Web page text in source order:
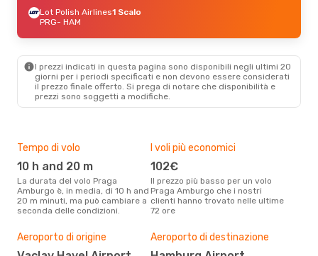
Klm Royal Dutch Airlines
1 Scalo
Klm Royal Dutch Airlines
- PRG
Gio 27 Ago - Sab 29 Ago
HAM- PRG
Lot Polish Airlines1 Scalo
PRG- HAM
I prezzi indicati in questa pagina sono disponibili negli ultimi 20
giorni per i periodi specificati e non devono essere considerati
il ​​prezzo finale offerto. Si prega di notare che disponibilità e
prezzi sono soggetti a modifiche.
Tempo di volo
10 h and 20 m
La durata del volo Praga
Amburgo è, in media, di 10 h and
20 m minuti, ma può cambiare a
seconda delle condizioni.
I voli più economici
102€
Il prezzo più basso per un volo
Praga Amburgo che i nostri
clienti hanno trovato nelle ultime
72 ore
Aeroporto di origine Aeroporto di destinazione